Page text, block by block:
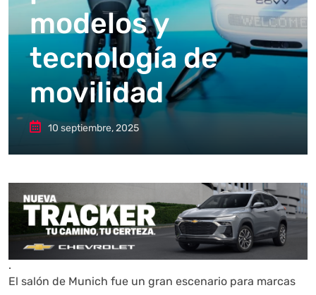
modelos y
tecnología de
movilidad
10 septiembre, 2025
.
El salón de Munich fue un gran escenario para marcas